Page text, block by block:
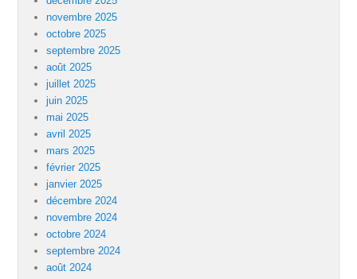
novembre 2025
octobre 2025
septembre 2025
août 2025
juillet 2025
juin 2025
mai 2025
avril 2025
mars 2025
février 2025
janvier 2025
décembre 2024
novembre 2024
octobre 2024
septembre 2024
août 2024